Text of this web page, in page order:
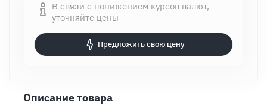
В связи с понижением курсов валют,
уточняйте цены
Предложить свою цену
Описание товара